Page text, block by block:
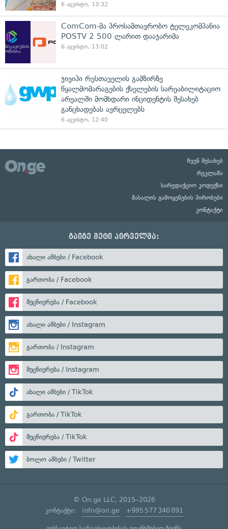
6 აგვისტო, 13:32
ComCom-მა პროსამთავრობო ტელეკომპანია
POSTV 2 500 ლარით დააჯარიმა
6 აგვისტო, 13:02
ჯივიპი რუსთაველის გამზირზე
წყალმომარაგების ქსელების სარეაბილიტაციო
არეალში მომხდარი ინციდენტის შესახებ
განცხადებას ავრცელებს
6 აგვისტო, 12:40
ჩვენ შესახებ
რეკლამა
სარედაქციო კოდექსი
მასალის გამოყენების პირობები
კონტაქტი
გაიგე მეტი პირველმა:
ახალი ამბები / Facebook
გართობა / Facebook
მეცნიერება / Facebook
ახალი ამბები / Instagram
გართობა / Instagram
მეცნიერება / Instagram
ახალი ამბები / TikTok
გართობა / TikTok
მეცნიერება / TikTok
ბოლო ამბები / Twitter
© On.ge LLC, 2015–2026
კონტაქტი: info@on.ge +995 577 340 891